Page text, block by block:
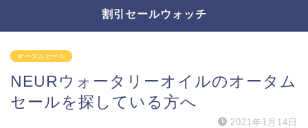
割引セールウォッチ
オータムセール
NEURウォータリーオイルのオータム
セールを探している方へ
2021年1月14日